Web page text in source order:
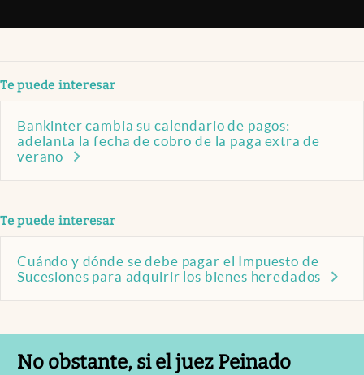
Te puede interesar
Bankinter cambia su calendario de pagos:
adelanta la fecha de cobro de la paga extra de
verano
Te puede interesar
Cuándo y dónde se debe pagar el Impuesto de
Sucesiones para adquirir los bienes heredados
No obstante, si el juez Peinado